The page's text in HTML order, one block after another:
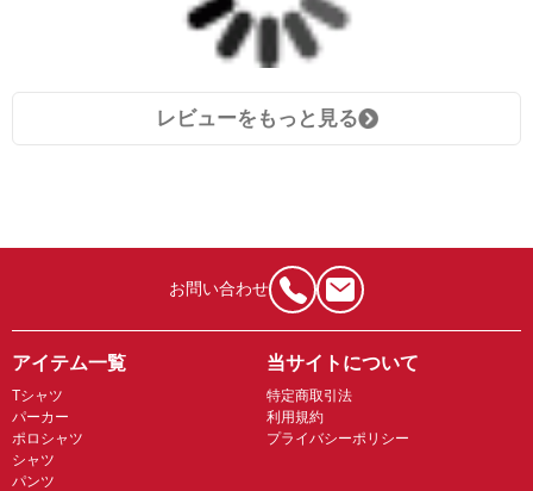
レビューをもっと見る
お問い合わせ
アイテム一覧
Tシャツ
パーカー
ポロシャツ
シャツ
パンツ
当サイトについて
特定商取引法
利用規約
プライバシーポリシー